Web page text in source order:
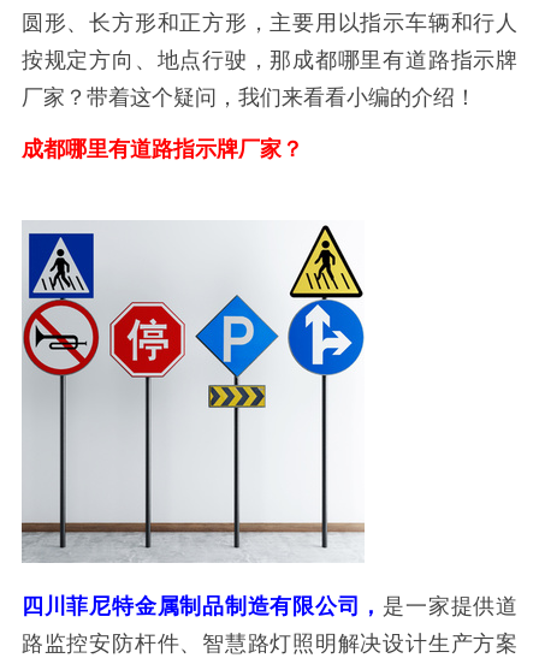
圆形、长方形和正方形，主要用以指示车辆和行人
按规定方向、地点行驶，那成都哪里有道路指示牌
厂家？带着这个疑问，我们来看看小编的介绍！
成都哪里有道路指示牌厂家？
四川菲尼特金属制品制造有限公司 ， 是一家提供道
路监控安防杆件、智慧路灯照明解决设计生产方案